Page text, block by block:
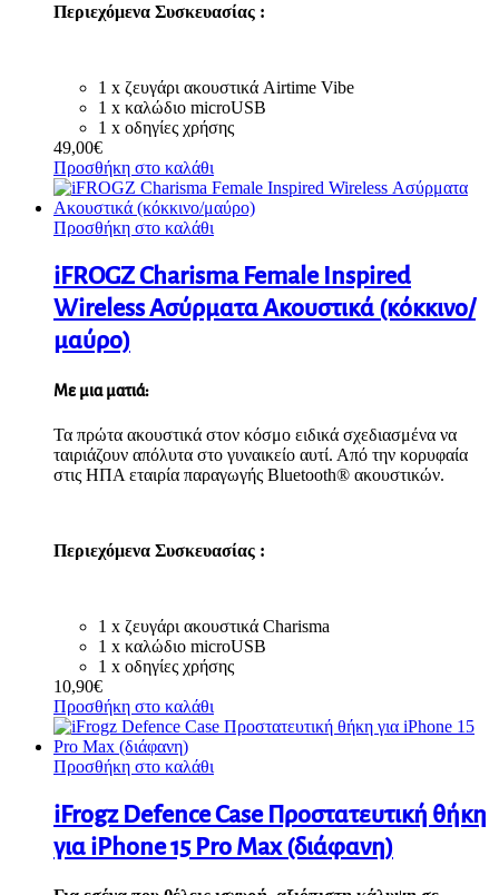
Περιεχόμενα Συσκευασίας :
1 x ζευγάρι ακουστικά Airtime Vibe
1 x καλώδιο microUSB
1 x οδηγίες χρήσης
49,00€
Προσθήκη στο καλάθι
Προσθήκη στο καλάθι
iFROGZ Charisma Female Inspired
Wireless Ασύρματα Ακουστικά (κόκκινο/
μαύρο)
Με μια ματιά:
Τα πρώτα ακουστικά στον κόσμο ειδικά σχεδιασμένα να
ταιριάζουν απόλυτα στο γυναικείο αυτί. Από την κορυφαία
στις ΗΠΑ εταιρία παραγωγής Bluetooth® ακουστικών.
Περιεχόμενα Συσκευασίας :
1 x ζευγάρι ακουστικά Charisma
1 x καλώδιο microUSB
1 x οδηγίες χρήσης
10,90€
Προσθήκη στο καλάθι
Προσθήκη στο καλάθι
iFrogz Defence Case Προστατευτική θήκη
για iPhone 15 Pro Max (διάφανη)